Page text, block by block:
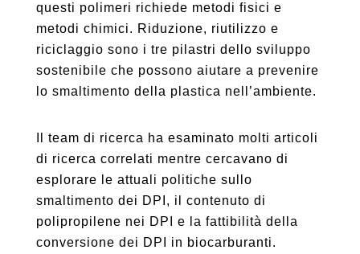
questi polimeri richiede metodi fisici e
metodi chimici. Riduzione, riutilizzo e
riciclaggio sono i tre pilastri dello sviluppo
sostenibile che possono aiutare a prevenire
lo smaltimento della plastica nell’ambiente.
Il team di ricerca ha esaminato molti articoli
di ricerca correlati mentre cercavano di
esplorare le attuali politiche sullo
smaltimento dei DPI, il contenuto di
polipropilene nei DPI e la fattibilità della
conversione dei DPI in biocarburanti.